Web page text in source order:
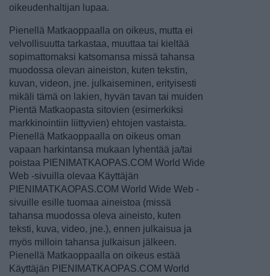
oikeudenhaltijan lupaa.
Pienellä Matkaoppaalla on oikeus, mutta ei
velvollisuutta tarkastaa, muuttaa tai kieltää
sopimattomaksi katsomansa missä tahansa
muodossa olevan aineiston, kuten tekstin,
kuvan, videon, jne. julkaiseminen, erityisesti
mikäli tämä on lakien, hyvän tavan tai muiden
Pientä Matkaopasta sitovien (esimerkiksi
markkinointiin liittyvien) ehtojen vastaista.
Pienellä Matkaoppaalla on oikeus oman
vapaan harkintansa mukaan lyhentää ja/tai
poistaa PIENIMATKAOPAS.COM World Wide
Web -sivuilla olevaa Käyttäjän
PIENIMATKAOPAS.COM World Wide Web -
sivuille esille tuomaa aineistoa (missä
tahansa muodossa oleva aineisto, kuten
teksti, kuva, video, jne.), ennen julkaisua ja
myös milloin tahansa julkaisun jälkeen.
Pienellä Matkaoppaalla on oikeus estää
Käyttäjän PIENIMATKAOPAS.COM World